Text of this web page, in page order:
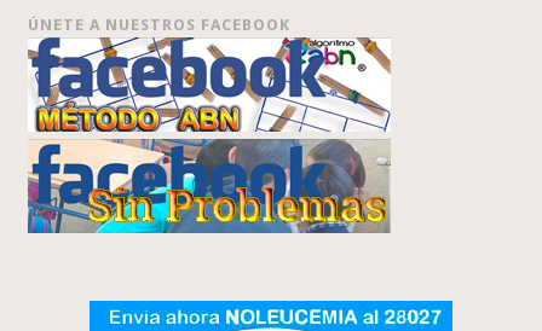
ÚNETE A NUESTROS FACEBOOK